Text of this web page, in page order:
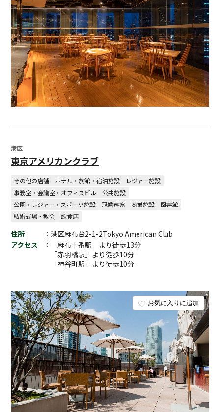
お気に入りに追加
港区
東京アメリカンクラブ
その他の店舗 ホテル・旅館・宿泊施設
レジャー施設
事務室・会議室・オフィスビル
公共施設
公園・レジャー・スポーツ施設
冠婚葬祭 商業施設
図書館
結婚式場・教会
飲食店
住所
：港区麻布台2-1-2Tokyo American Club
アクセス
：「麻布十番駅」より徒歩13分
「赤羽橋駅」より徒歩10分
「神谷町駅」より徒歩10分